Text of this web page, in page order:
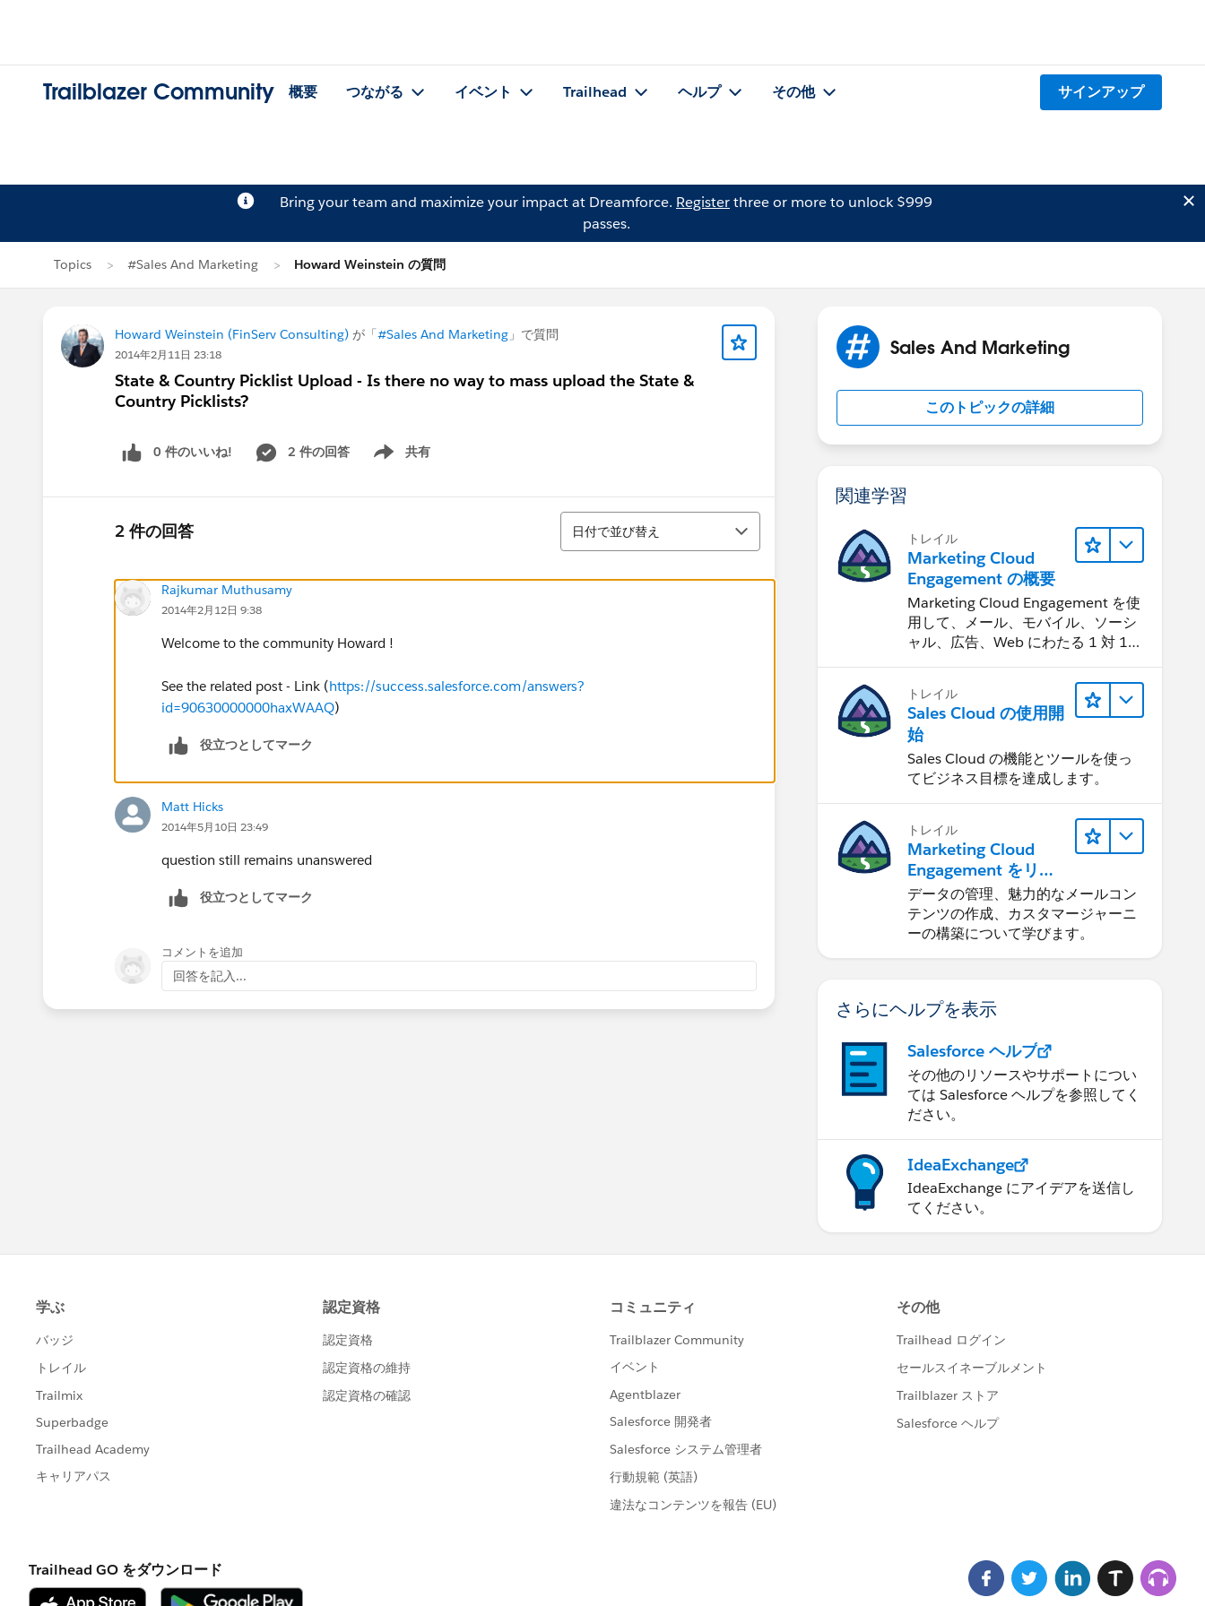
Trailblazer Community 概要 つながる イベント Trailhead ヘルプ その他 サインアップ
Bring your team and maximize your impact at Dreamforce. Registerthree or more to unlock $999
passes.
Topics #Sales And Marketing Howard Weinstein の質問
Howard Weinstein (FinServ Consulting) が「#Sales And Marketing 」で質問
2014年2月11日 23:18
State & Country Picklist Upload - Is there no way to mass upload the State &
Country Picklists?
0 件のいいね! 2 件の回答 共有
Show menu
2 件の回答
並び替え
日付で並び替え
Rajkumar Muthusamy
2014年2月12日 9:38
Welcome to the community Howard !
See the related post - Link (https://success.salesforce.com/answers?
id=90630000000haxWAAQ)
役立つとしてマーク
Matt Hicks
2014年5月10日 23:49
question still remains unanswered
役立つとしてマーク
コメントを追加
回答を記入...
Sales And Marketing
このトピックの詳細
関連学習
トレイル
Marketing Cloud
Engagement の概要
Marketing Cloud Engagement を使
用して、メール、モバイル、ソーシ
ャル、広告、Web にわたる 1 対 1
トレイル
Sales Cloud の使用開
始
Sales Cloud の機能とツールを使っ
てビジネス目標を達成します。
トレイル
Marketing Cloud
Engagement をリリ
ースする
データの管理、魅力的なメールコン
テンツの作成、カスタマージャーニ
ーの構築について学びます。
さらにヘルプを表示
Salesforce ヘルプ
その他のリソースやサポートについ
ては Salesforce ヘルプを参照してく
ださい。
IdeaExchange
IdeaExchange にアイデアを送信し
てください。